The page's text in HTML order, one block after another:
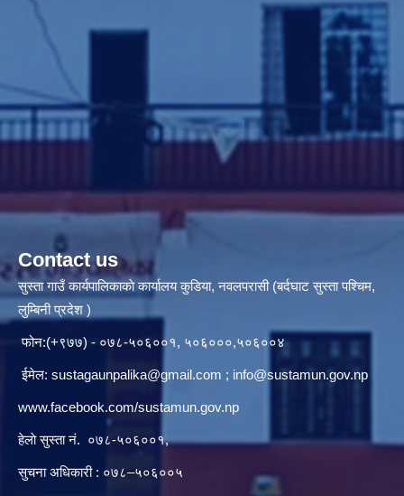
Contact us
सुस्ता गाउँ कार्यपालिकाकाे कार्यालय कुडिया, नवलपरासी (बर्दघाट सुस्ता पश्चिम,
लुम्बिनी प्रदेश )
फोन:(+९७७) - ०७८-५०६००१, ५०६०००,५०६००४
ईमेल: sustagaunpalika@gmail.com ; info@sustamun.gov.np
www.facebook.com/sustamun.gov.np
हेलाे सुस्ता नं. ०७८-५०६००१,
सुचना अधिकारी : ०७८–५०६००५